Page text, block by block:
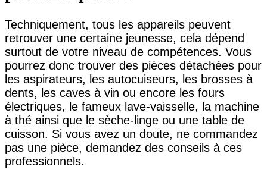
Techniquement, tous les appareils peuvent
retrouver une certaine jeunesse, cela dépend
surtout de votre niveau de compétences. Vous
pourrez donc trouver des pièces détachées pour
les aspirateurs, les autocuiseurs, les brosses à
dents, les caves à vin ou encore les fours
électriques, le fameux lave-vaisselle, la machine
à thé ainsi que le sèche-linge ou une table de
cuisson. Si vous avez un doute, ne commandez
pas une pièce, demandez des conseils à ces
professionnels.